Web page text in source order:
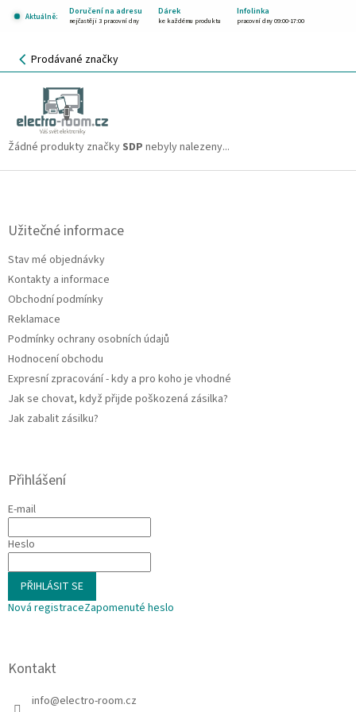
Aktuálně:
Doručení na adresu Dárek Infolinka
nejčastěji 3 pracovní dny ke každému produktu pracovní dny 09:00-17:00
NÁKUPNÍ
KOŠÍK
Prodávané značky
Žádné produkty značky SDP nebyly nalezeny...
Z
Užitečné informace
Stav mé objednávky
Kontakty a informace
Obchodní podmínky
Reklamace
Podmínky ochrany osobních údajů
Hodnocení obchodu
Expresní zpracování - kdy a pro koho je vhodné
Jak se chovat, když přijde poškozená zásilka?
Jak zabalit zásilku?
Přihlášení
E-mail
Heslo
PŘIHLÁSIT SE
Nová registraceZapomenuté heslo
Kontakt
info@electro-room.cz